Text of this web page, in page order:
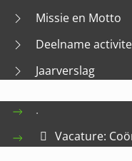
Missie en Motto
Deelname
Jaarverslag
.
Vacature: